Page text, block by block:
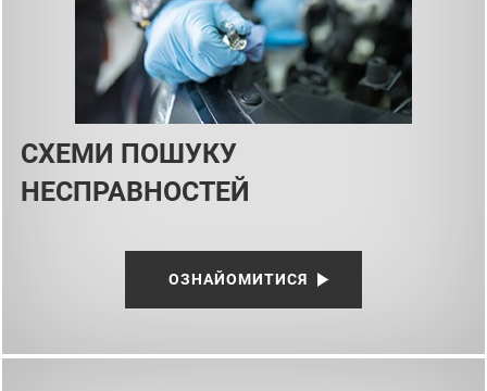
СХЕМИ ПОШУКУ
НЕСПРАВНОСТЕЙ
ОЗНАЙОМИТИСЯ